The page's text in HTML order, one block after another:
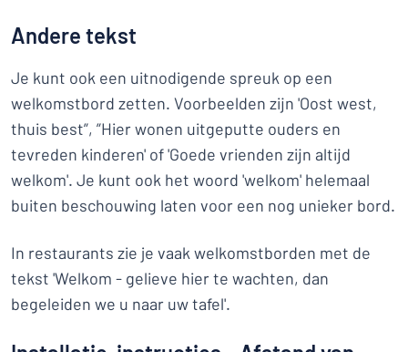
Andere tekst
Je kunt ook een uitnodigende spreuk op een
welkomstbord zetten. Voorbeelden zijn 'Oost west,
thuis best”, ”Hier wonen uitgeputte ouders en
tevreden kinderen' of 'Goede vrienden zijn altijd
welkom'. Je kunt ook het woord 'welkom' helemaal
buiten beschouwing laten voor een nog unieker bord.
In restaurants zie je vaak welkomstborden met de
tekst 'Welkom - gelieve hier te wachten, dan
begeleiden we u naar uw tafel'.